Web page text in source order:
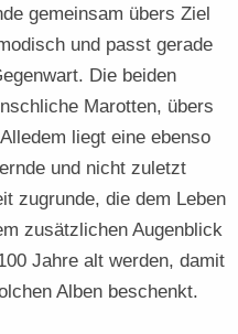
gemeinsam übers Ziel
und passt gerade
Die beiden
Marotten, übers
liegt eine ebenso
und nicht zuletzt
zugrunde, die dem Leben
zusätzlichen Augenblick
Jahre alt werden, damit
Alben beschenkt.